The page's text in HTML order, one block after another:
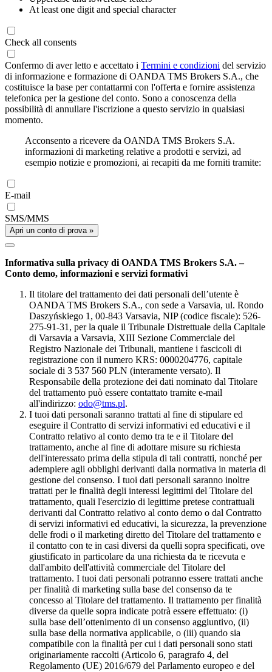
At least one digit and special character
Check all consents
Confermo di aver letto e accettato i Termini e condizioni del servizio
di informazione e formazione di OANDA TMS Brokers S.A., che
costituisce la base per contattarmi con l'offerta e fornire assistenza
telefonica per la gestione del conto. Sono a conoscenza della
possibilità di annullare l'iscrizione a questo servizio in qualsiasi
momento.
Acconsento a ricevere da OANDA TMS Brokers S.A.
informazioni di marketing relative a prodotti e servizi, ad
esempio notizie e promozioni, ai recapiti da me forniti tramite:
E-mail
SMS/MMS
Apri un conto di prova »
Informativa sulla privacy di OANDA TMS Brokers S.A. –
Conto demo, informazioni e servizi formativi
Il titolare del trattamento dei dati personali dell’utente è
OANDA TMS Brokers S.A., con sede a Varsavia, ul. Rondo
Daszyńskiego 1, 00-843 Varsavia, NIP (codice fiscale): 526-
275-91-31, per la quale il Tribunale Distrettuale della Capitale
di Varsavia a Varsavia, XIII Sezione Commerciale del
Registro Nazionale dei Tribunali, mantiene i fascicoli di
registrazione con il numero KRS: 0000204776, capitale
sociale di 3 537 560 PLN (interamente versato). Il
Responsabile della protezione dei dati nominato dal Titolare
del trattamento può essere contattato tramite e-mail
all'indirizzo: odo@tms.pl.
I tuoi dati personali saranno trattati al fine di stipulare ed
eseguire il Contratto di servizi informativi ed educativi e il
Contratto relativo al conto demo tra te e il Titolare del
trattamento, anche al fine di adottare misure su richiesta
dell'interessato prima della stipula di tali contratti, nonché per
adempiere agli obblighi derivanti dalla normativa in materia di
gestione del consenso. I tuoi dati personali saranno inoltre
trattati per le finalità degli interessi legittimi del Titolare del
trattamento, quali l'esercizio di legittime pretese contrattuali
derivanti dal Contratto relativo al conto demo o dal Contratto
di servizi informativi ed educativi, la sicurezza, la prevenzione
delle frodi o il marketing diretto del Titolare del trattamento e
il contatto con te in casi diversi da quelli sopra specificati, ove
giustificato in particolare da una richiesta da te ricevuta e
dall'ambito dell'attività commerciale del Titolare del
trattamento. I tuoi dati personali potranno essere trattati anche
per finalità di marketing sulla base del consenso da te
concesso al Titolare del trattamento. Il trattamento per finalità
diverse da quelle sopra indicate potrà essere effettuato: (i)
sulla base dell’ottenimento di un consenso aggiuntivo, (ii)
sulla base della normativa applicabile, o (iii) quando sia
compatibile con la finalità per cui i dati personali sono stati
originariamente raccolti (Articolo 6, paragrafo 4, del
Regolamento (UE) 2016/679 del Parlamento europeo e del